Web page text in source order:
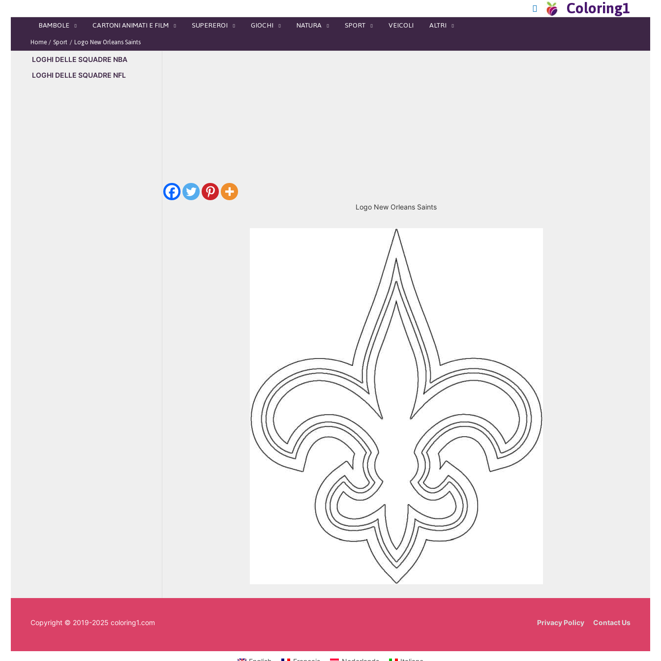
Coloring1
BAMBOLE CARTONI ANIMATI E FILM SUPEREROI GIOCHI NATURA SPORT VEICOLI ALTRI
Home Sport Logo New Orleans Saints
LOGHI DELLE SQUADRE NBA
LOGHI DELLE SQUADRE NFL
Logo New Orleans Saints
Copyright © 2019-2025 coloring1.com Privacy Policy Contact Us